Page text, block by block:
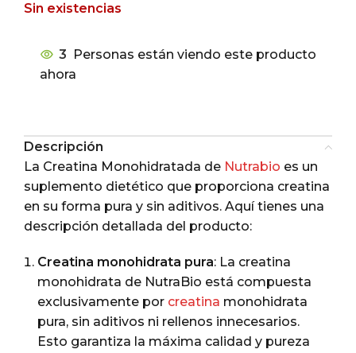
Sin existencias
3 Personas están viendo este producto
ahora
Descripción
La Creatina Monohidratada de Nutrabio es un
suplemento dietético que proporciona creatina
en su forma pura y sin aditivos. Aquí tienes una
descripción detallada del producto:
Creatina monohidrata pura: La creatina
monohidrata de NutraBio está compuesta
exclusivamente por creatina monohidrata
pura, sin aditivos ni rellenos innecesarios.
Esto garantiza la máxima calidad y pureza